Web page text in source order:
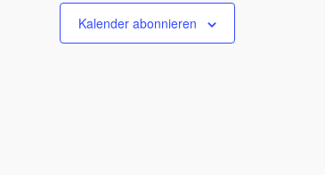
Kalender abonnieren